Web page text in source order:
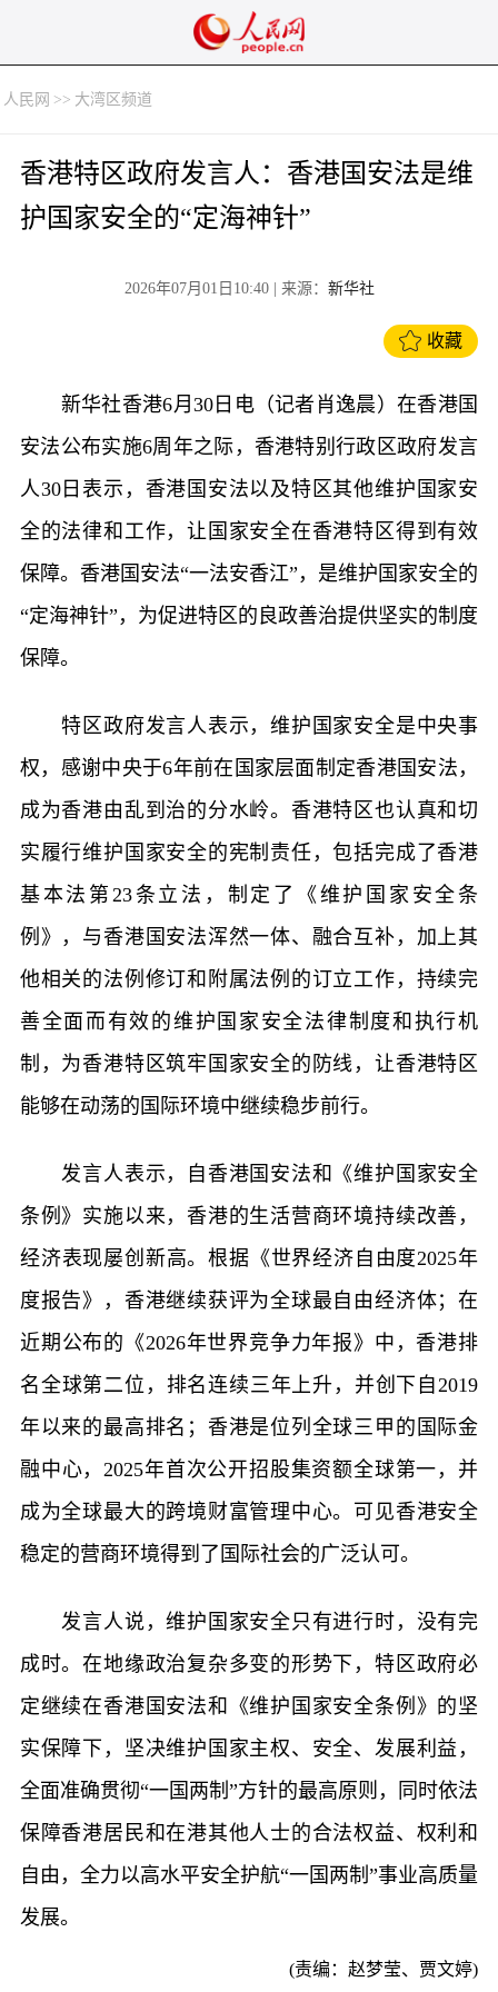
人民网 >> 大湾区频道
香港特区政府发言人：香港国安法是维
护国家安全的“定海神针”
2026年07月01日10:40| 来源： 新华社
收藏
新华社香港6月30日电（记者肖逸晨）在香港国
安法公布实施6周年之际，香港特别行政区政府发言
人30日表示，香港国安法以及特区其他维护国家安
全的法律和工作，让国家安全在香港特区得到有效
保障。香港国安法“一法安香江”，是维护国家安全的
“定海神针”，为促进特区的良政善治提供坚实的制度
保障。
特区政府发言人表示，维护国家安全是中央事
权，感谢中央于6年前在国家层面制定香港国安法，
成为香港由乱到治的分水岭。香港特区也认真和切
实履行维护国家安全的宪制责任，包括完成了香港
基本法第23条立法，制定了《维护国家安全条
例》，与香港国安法浑然一体、融合互补，加上其
他相关的法例修订和附属法例的订立工作，持续完
善全面而有效的维护国家安全法律制度和执行机
制，为香港特区筑牢国家安全的防线，让香港特区
能够在动荡的国际环境中继续稳步前行。
发言人表示，自香港国安法和《维护国家安全
条例》实施以来，香港的生活营商环境持续改善，
经济表现屡创新高。根据《世界经济自由度2025年
度报告》，香港继续获评为全球最自由经济体；在
近期公布的《2026年世界竞争力年报》中，香港排
名全球第二位，排名连续三年上升，并创下自2019
年以来的最高排名；香港是位列全球三甲的国际金
融中心，2025年首次公开招股集资额全球第一，并
成为全球最大的跨境财富管理中心。可见香港安全
稳定的营商环境得到了国际社会的广泛认可。
发言人说，维护国家安全只有进行时，没有完
成时。在地缘政治复杂多变的形势下，特区政府必
定继续在香港国安法和《维护国家安全条例》的坚
实保障下，坚决维护国家主权、安全、发展利益，
全面准确贯彻“一国两制”方针的最高原则，同时依法
保障香港居民和在港其他人士的合法权益、权利和
自由，全力以高水平安全护航“一国两制”事业高质量
发展。
(责编：赵梦莹、贾文婷)